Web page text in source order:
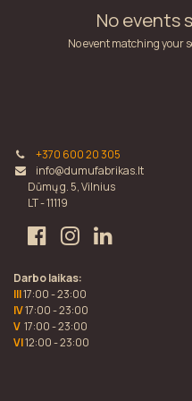
No events
No event matching your
+370 600 20 305
info@dumufabrikas.lt
Dūmų g. 5, Vilnius
LT - 11119
Darbo laikas:
III17:00 - 23:00
IV17:00 - 23:00
V 17:00 - 23:00
VI12:00 - 23:00